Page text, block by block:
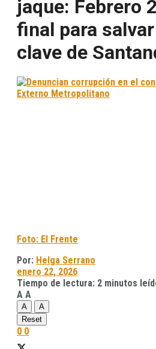
jaque: Febrero
final para
clave de
Foto: El Frente
Por: Helga Serrano
enero 22, 2026
Tiempo de lectura: 2 minutos
A A
A
A
Reset
0 0